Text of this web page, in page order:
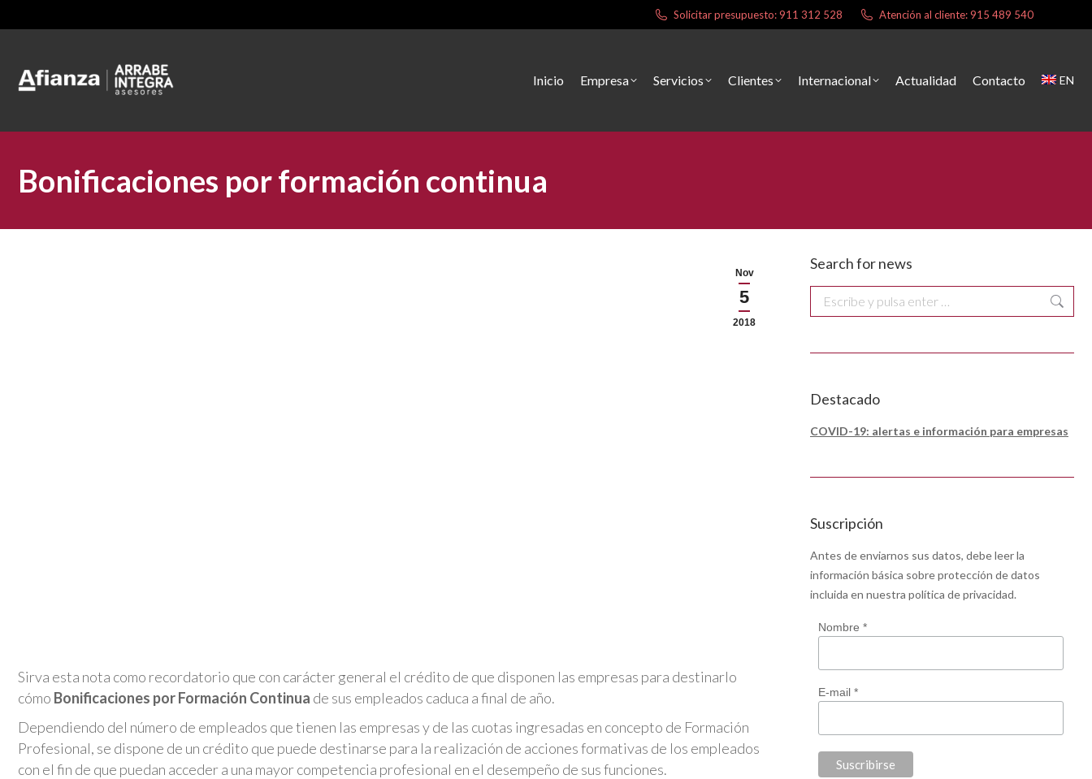
Solicitar presupuesto: 911 312 528 Atención al cliente: 915 489 540
Inicio Empresa Servicios Clientes Internacional Actualidad Contacto EN
Bonificaciones por formación continua
Nov
5
2018
Sirva esta nota como recordatorio que con carácter general el crédito de que disponen las empresas para destinarlo
cómo Bonificaciones por Formación Continua de sus empleados caduca a final de año.
Dependiendo del número de empleados que tienen las empresas y de las cuotas ingresadas en concepto de Formación
Profesional, se dispone de un crédito que puede destinarse para la realización de acciones formativas de los empleados
con el fin de que puedan acceder a una mayor competencia profesional en el desempeño de sus funciones.
Search for news
Buscar:
Destacado
COVID-19: alertas e información para empresas
Suscripción
Antes de enviarnos sus datos, debe leer la
información básica sobre protección de datos
incluida en nuestra política de privacidad.
Nombre *
E-mail *